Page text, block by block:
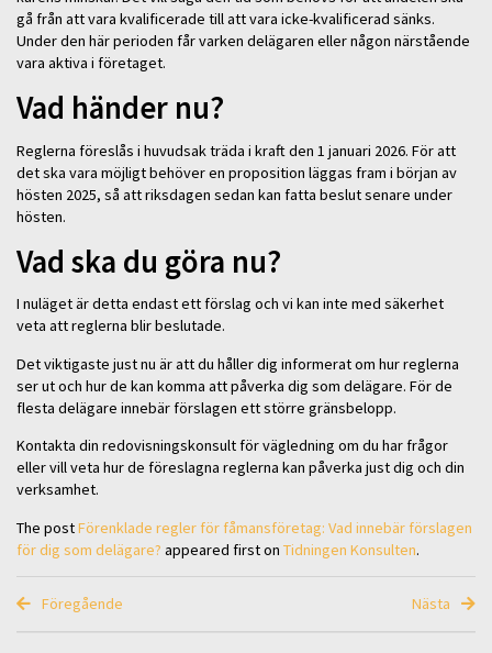
gå från att vara kvalificerade till att vara icke-kvalificerad sänks.
Under den här perioden får varken delägaren eller någon närstående
vara aktiva i företaget.
Vad händer nu?
Reglerna föreslås i huvudsak träda i kraft den 1 januari 2026. För att
det ska vara möjligt behöver en proposition läggas fram i början av
hösten 2025, så att riksdagen sedan kan fatta beslut senare under
hösten.
Vad ska du göra nu?
I nuläget är detta endast ett förslag och vi kan inte med säkerhet
veta att reglerna blir beslutade.
Det viktigaste just nu är att du håller dig informerat om hur reglerna
ser ut och hur de kan komma att påverka dig som delägare. För de
flesta delägare innebär förslagen ett större gränsbelopp.
Kontakta din redovisningskonsult för vägledning om du har frågor
eller vill veta hur de föreslagna reglerna kan påverka just dig och din
verksamhet.
The postFörenklade regler för fåmansföretag: Vad innebär förslagen
för dig som delägare? appeared first on Tidningen Konsulten.
Föregående Nästa